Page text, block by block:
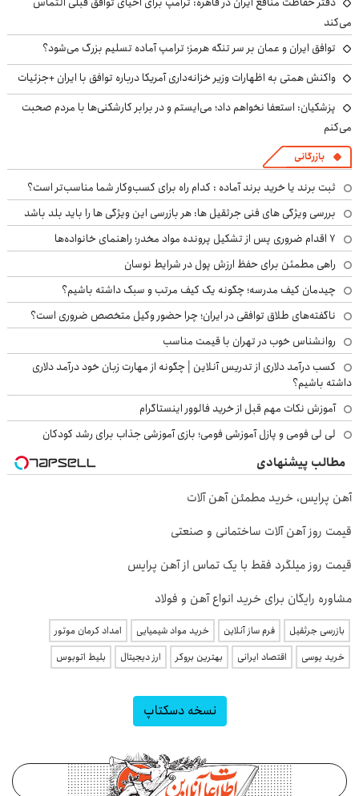
می‌کند
توافق ایران و عمان بر سر تنگه هرمز؛ ترامپ آماده تسلیم بزرگ می‌شود؟
واکنش همتی به اظهارات وزیر خزانه‌داری آمریکا درباره توافق با ایران +جزئیات
پزشکیان: استعفا نخواهم داد؛ می‌ایستم و در برابر کارشکنی‌ها با مردم صحبت
می‌کنم
بازرگانی
ثبت برند یا خرید برند آماده : کدام راه برای کسب‌وکار شما مناسب‌تر است؟
بررسی ویژگی های فنی جرثقیل ها: هر بازرسی این ویژگی ها را باید بلد باشد
۷ اقدام ضروری پس از تشکیل پرونده مواد مخدر؛ راهنمای خانواده‌ها
راهی مطمئن برای حفظ ارزش پول در شرایط نوسان
چیدمان کیف مدرسه؛ چگونه یک کیف مرتب و سبک داشته باشیم؟
ناگفته‌های طلاق توافقی در ایران؛ چرا حضور وکیل متخصص ضروری است؟
روانشناس خوب در تهران با قیمت مناسب
کسب درآمد دلاری از تدریس آنلاین | چگونه از مهارت زبان خود درآمد دلاری
داشته باشیم؟
آموزش نکات مهم قبل از خرید فالوور اینستاگرام
لی لی فومی و پازل آموزشی فومی؛ بازی آموزشی جذاب برای رشد کودکان
مطالب پیشنهادی
آهن پرایس، خرید مطمئن آهن آلات
قیمت روز آهن آلات ساختمانی و صنعتی
قیمت روز میلگرد فقط با یک تماس از آهن پرایس
مشاوره رایگان برای خرید انواع آهن و فولاد
بازرسی جرثقیل فرم ساز آنلاین خرید مواد شیمیایی
امداد کرمان موتور
خرید یوسی
اقتصاد ایرانی بهترین بروکر ارز دیجیتال بلیط اتوبوس
نسخه دسکتاپ